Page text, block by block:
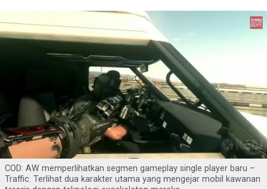
COD: AW memperlihatkan segmen gameplay single player baru –
Traffic. Terlihat dua karakter utama yang mengejar mobil kawanan